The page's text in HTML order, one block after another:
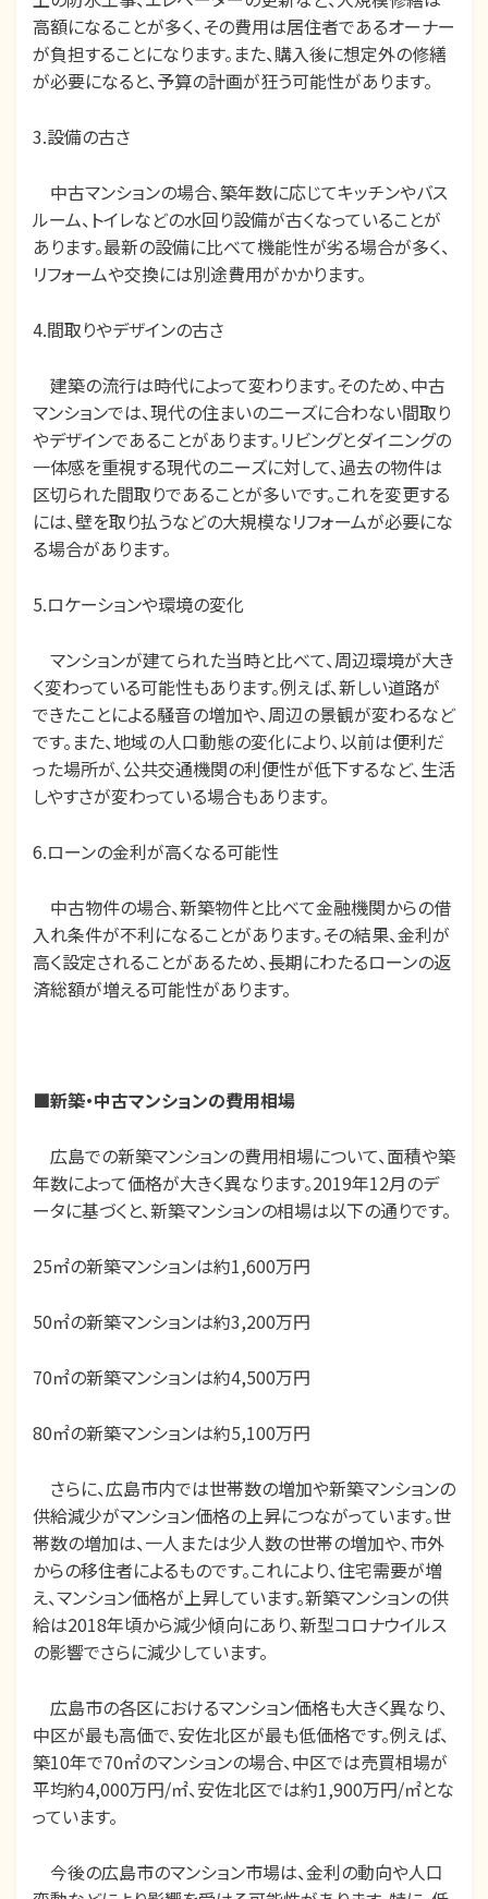
高額になることが多く、その費用は居住者であるオーナー
が負担することになります。また、購入後に想定外の修繕
が必要になると、予算の計画が狂う可能性があります。
3.設備の古さ
中古マンションの場合、築年数に応じてキッチンやバス
ルーム、トイレなどの水回り設備が古くなっていることが
あります。最新の設備に比べて機能性が劣る場合が多く、
リフォームや交換には別途費用がかかります。
4.間取りやデザインの古さ
建築の流行は時代によって変わります。そのため、中古
マンションでは、現代の住まいのニーズに合わない間取り
やデザインであることがあります。リビングとダイニングの
一体感を重視する現代のニーズに対して、過去の物件は
区切られた間取りであることが多いです。これを変更する
には、壁を取り払うなどの大規模なリフォームが必要にな
る場合があります。
5.ロケーションや環境の変化
マンションが建てられた当時と比べて、周辺環境が大き
く変わっている可能性もあります。例えば、新しい道路が
できたことによる騒音の増加や、周辺の景観が変わるなど
です。また、地域の人口動態の変化により、以前は便利だ
った場所が、公共交通機関の利便性が低下するなど、生活
しやすさが変わっている場合もあります。
6.ローンの金利が高くなる可能性
中古物件の場合、新築物件と比べて金融機関からの借
入れ条件が不利になることがあります。その結果、金利が
高く設定されることがあるため、長期にわたるローンの返
済総額が増える可能性があります。
■新築・中古マンションの費用相場
広島での新築マンションの費用相場について、面積や築
年数によって価格が大きく異なります。2019年12月のデ
ータに基づくと、新築マンションの相場は以下の通りです。
25㎡の新築マンションは約1,600万円
50㎡の新築マンションは約3,200万円
70㎡の新築マンションは約4,500万円
80㎡の新築マンションは約5,100万円
さらに、広島市内では世帯数の増加や新築マンションの
供給減少がマンション価格の上昇につながっています。世
帯数の増加は、一人または少人数の世帯の増加や、市外
からの移住者によるものです。これにより、住宅需要が増
え、マンション価格が上昇しています。新築マンションの供
給は2018年頃から減少傾向にあり、新型コロナウイルス
の影響でさらに減少しています。
広島市の各区におけるマンション価格も大きく異なり、
中区が最も高価で、安佐北区が最も低価格です。例えば、
築10年で70㎡のマンションの場合、中区では売買相場が
平均約4,000万円/㎡、安佐北区では約1,900万円/㎡とな
っています。
今後の広島市のマンション市場は、金利の動向や人口